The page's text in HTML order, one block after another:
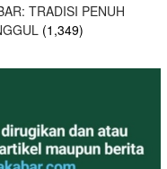
TRADISI PENUH
(1,349)